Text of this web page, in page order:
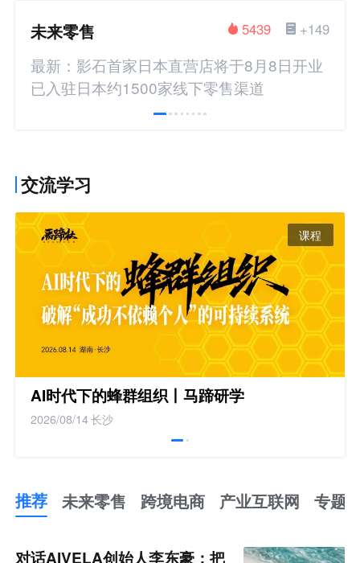
未来零售 +149
5439
最新：影石首家日本直营店将于8月8日开业
已入驻日本约1500家线下零售渠道
交流学习
课程
AI时代下的蜂群组织丨马蹄研学
2026/08/14长沙
推荐 未来零售 跨境电商 产业互联网 专题
对话AIVELA创始人李东豪：把